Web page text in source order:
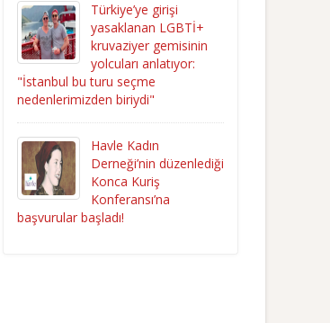
Türkiye’ye girişi
yasaklanan LGBTİ+
kruvaziyer gemisinin
yolcuları anlatıyor:
"İstanbul bu turu seçme
nedenlerimizden biriydi"
Havle Kadın
Derneği’nin düzenlediği
Konca Kuriş
Konferansı’na
başvurular başladı!